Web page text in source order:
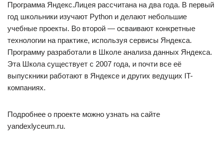
Программа Яндекс.Лицея рассчитана на два года. В первый
год школьники изучают Python и делают небольшие
учебные проекты. Во второй — осваивают конкретные
технологии на практике, используя сервисы Яндекса.
Программу разработали в Школе анализа данных Яндекса.
Эта Школа существует с 2007 года, и почти все её
выпускники работают в Яндексе и других ведущих IT-
компаниях.
Подробнее о проекте можно узнать на сайте
yandexlyceum.ru.